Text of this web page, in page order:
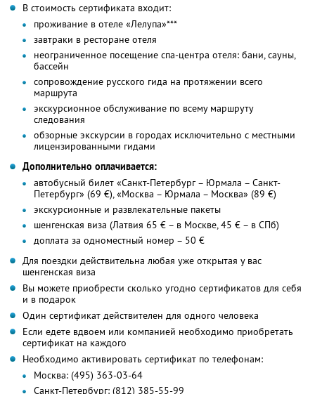
В стоимость сертификата входит:
проживание в отеле «Лелупа»***
завтраки в ресторане отеля
неограниченное посещение спа-центра отеля: бани, сауны,
бассейн
сопровождение русского гида на протяжении всего
маршрута
экскурсионное обслуживание по всему маршруту
следования
обзорные экскурсии в городах исключительно с местными
лицензированными гидами
Дополнительно оплачивается:
автобусный билет «Санкт-Петербург – Юрмала – Санкт-
Петербург» (69 €), «Москва – Юрмала – Москва» (89 €)
экскурсионные и развлекательные пакеты
шенгенская виза (Латвия 65 € – в Москве, 45 € – в СПб)
доплата за одноместный номер – 50 €
Для поездки действительна любая уже открытая у вас
шенгенская виза
Вы можете приобрести сколько угодно сертификатов для себя
и в подарок
Один сертификат действителен для одного человека
Если едете вдвоем или компанией необходимо приобретать
сертификат на каждого
Необходимо активировать сертификат по телефонам:
Москва: (495) 363-03-64
Санкт-Петербург: (812) 385-55-99